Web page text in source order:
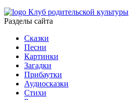
Клуб родительской культуры
Разделы сайта
Сказки
Песни
Картинки
Загадки
Прибаутки
Аудиосказки
Стихи